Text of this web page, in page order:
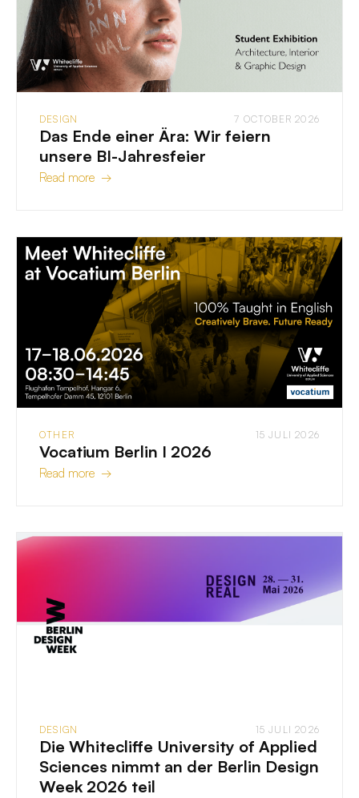
DESIGN 7 OCTOBER 2026
Das Ende einer Ära: Wir feiern
unsere BI-Jahresfeier
Read more →
OTHER 15 JULI 2026
Vocatium Berlin I 2026
Read more →
DESIGN 15 JULI 2026
Die Whitecliffe University of Applied
Sciences nimmt an der Berlin Design
Week 2026 teil